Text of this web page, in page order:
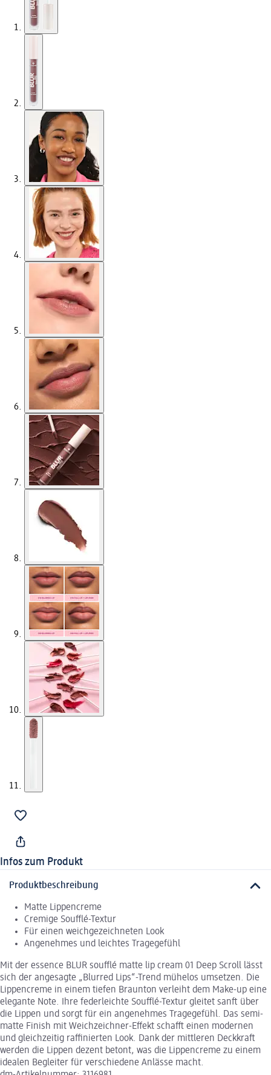
Infos zum Produkt
Produktbeschreibung
Matte Lippencreme
Cremige Soufflé-Textur
Für einen weichgezeichneten Look
Angenehmes und leichtes Tragegefühl
Mit der essence BLUR soufflé matte lip cream 01 Deep Scroll lässt
sich der angesagte „Blurred Lips“-Trend mühelos umsetzen. Die
Lippencreme in einem tiefen Braunton verleiht dem Make-up eine
elegante Note. Ihre federleichte Soufflé-Textur gleitet sanft über
die Lippen und sorgt für ein angenehmes Tragegefühl. Das semi-
matte Finish mit Weichzeichner-Effekt schafft einen modernen
und gleichzeitig raffinierten Look. Dank der mittleren Deckkraft
werden die Lippen dezent betont, was die Lippencreme zu einem
idealen Begleiter für verschiedene Anlässe macht.